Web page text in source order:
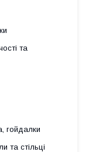
та
гойдалки
та стільці